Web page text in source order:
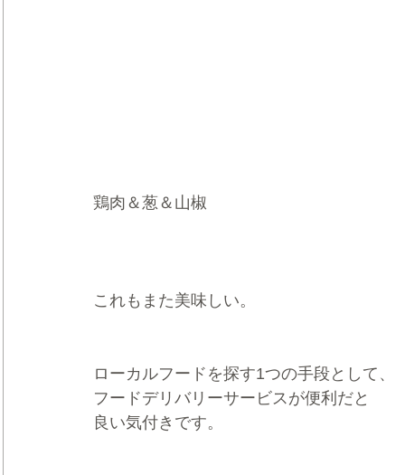
鶏肉＆葱＆山椒
これもまた美味しい。
ローカルフードを探す1つの手段として、
フードデリバリーサービスが便利だと
良い気付きです。